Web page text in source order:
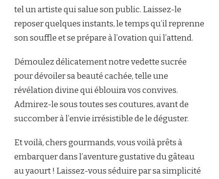
tel un artiste qui salue son public. Laissez-le
reposer quelques instants, le temps qu’il reprenne
son souffle et se prépare à l’ovation qui l’attend.
Démoulez délicatement notre vedette sucrée
pour dévoiler sa beauté cachée, telle une
révélation divine qui éblouira vos convives.
Admirez-le sous toutes ses coutures, avant de
succomber à l’envie irrésistible de le déguster.
Et voilà, chers gourmands, vous voilà prêts à
embarquer dans l’aventure gustative du gâteau
au yaourt ! Laissez-vous séduire par sa simplicité